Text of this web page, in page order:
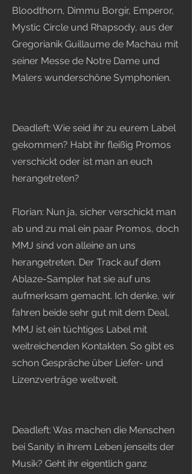
Bloodthorn, Dimmu Borgir, Emperor,
Mystic Circle und Rhapsody, aus der
Gregorianik Guillaume de Machau mit
seiner Messe de Notre Dame und
Malers wunderschöne Symphonien.
Deadleft: Wie seid ihr zu eurem Label
gekommen? Habt ihr fleißig Promos
verschickt oder ist man an euch
herangetreten?
Florian: Nun ja, sicher verschickt man
ab und zu mal ein paar Promos, doch
MMJ sind von alleine an uns
herangetreten. Der Track auf dem
Ablaze-Sampler hat sie auf uns
aufmerksam gemacht. Ich denke, wir
fahren beide sehr gut mit dem Deal,
MMJ ist ein tüchtiges Label mit
weitreichenden Kontakten. So gibt es
schon Gespräche über Liefer- und
Lizenzverträge weltweit.
Deadleft: Was machen die Menschen
bei Sanity in ihrem Leben jenseits der
Musik? Geht ihr eigentlich ganz